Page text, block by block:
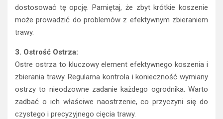
dostosować tę opcję. Pamiętaj, że zbyt krótkie koszenie
może prowadzić do problemów z efektywnym zbieraniem
trawy.
3. Ostrość Ostrza:
Ostre ostrza to kluczowy element efektywnego koszenia i
zbierania trawy. Regularna kontrola i konieczność wymiany
ostrzy to nieodzowne zadanie każdego ogrodnika. Warto
zadbać o ich właściwe naostrzenie, co przyczyni się do
czystego i precyzyjnego cięcia trawy.